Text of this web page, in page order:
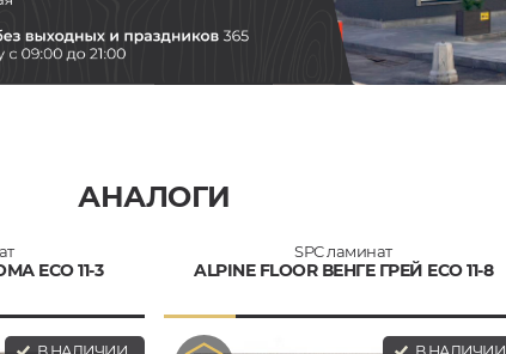
АНАЛОГИ
ECO 11-3
SPC ламинат
ALPINE FLOOR ВЕНГЕ ГРЕЙ ECO 11-8